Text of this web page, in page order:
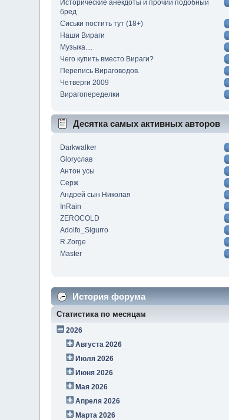
Исторические анекдоты и прочий подобный
бред
Сиськи постить тут (18+)
Наши Вираги
Музыка....
Чего купить вместо Вираги?
Перепись Вираговодов.
Четверги 2009
Вирагопеределки
Десятка самых активных авторов
Darkwalker
Gloryслав
Антон усы
Серж
Андрей сын Николая
InRain
ZEROCOLD
Adolfo_Sigurro
R.Zorge
Master
История форума
Статистика по месяцам
2026
Августа 2026
Июля 2026
Июня 2026
Мая 2026
Апреля 2026
Марта 2026